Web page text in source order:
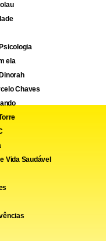
ela
Chaves
Vida Saudável